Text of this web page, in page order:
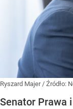
Ryszard Majer/ Źródło:
Senator Prawa